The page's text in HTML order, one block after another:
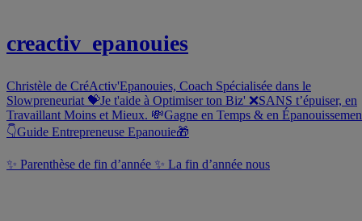
creactiv_epanouies
Christèle de CréActiv'Epanouies, Coach Spécialisée dans le
Slowpreneuriat 💝Je t'aide à Optimiser ton Biz' ❌SANS t’épuiser, en
Travaillant Moins et Mieux. 💸Gagne en Temps & en
👇Guide Entrepreneuse Epanouie🎁
✨ Parenthèse de fin d’année ✨ La fin d’année nous